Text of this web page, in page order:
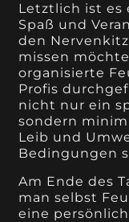
Letztlich ist es
Spaß und
den
missen
organisierte
Profis
nicht nur ein
sondern
Leib und
Bedingungen
Am Ende des
man selbst
eine